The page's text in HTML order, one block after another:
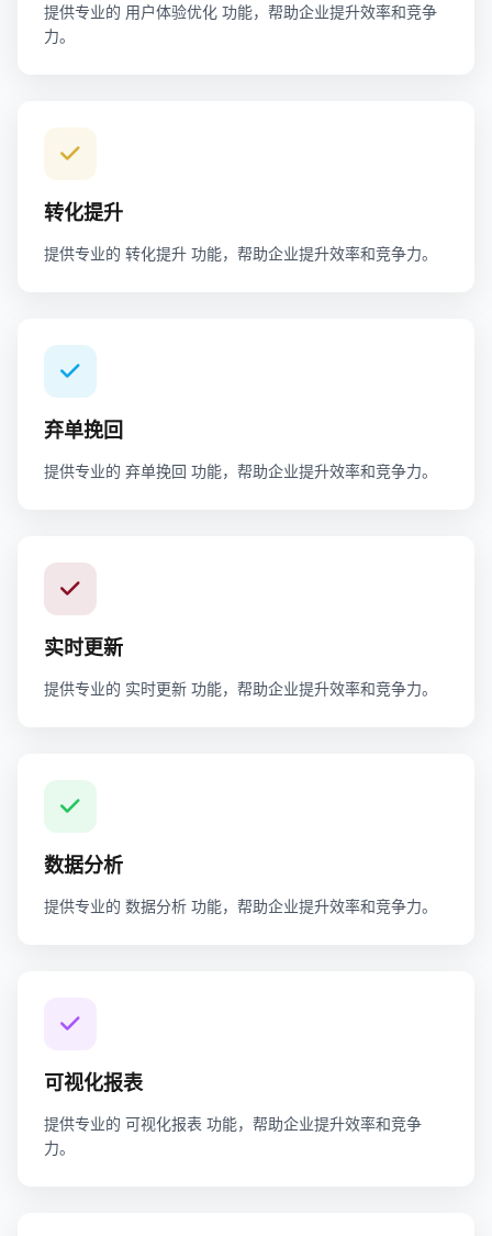
提供专业的 用户体验优化 功能，帮助企业提升效率和竞争
力。
转化提升
提供专业的 转化提升 功能，帮助企业提升效率和竞争力。
弃单挽回
提供专业的 弃单挽回 功能，帮助企业提升效率和竞争力。
实时更新
提供专业的 实时更新 功能，帮助企业提升效率和竞争力。
数据分析
提供专业的 数据分析 功能，帮助企业提升效率和竞争力。
可视化报表
提供专业的 可视化报表 功能，帮助企业提升效率和竞争
力。